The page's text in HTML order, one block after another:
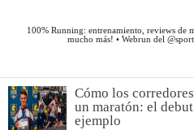
Cómo los
un maratón: el
ejemplo